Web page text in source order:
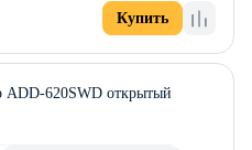
Купить
ADD-620SWD открытый